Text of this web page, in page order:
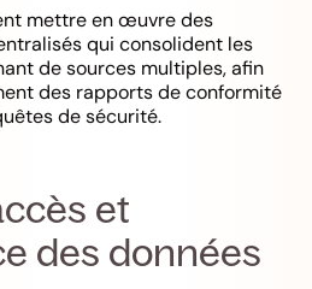
mettre en œuvre des
qui consolident les
de sources multiples, afin
des rapports de conformité
de sécurité.
et
des données